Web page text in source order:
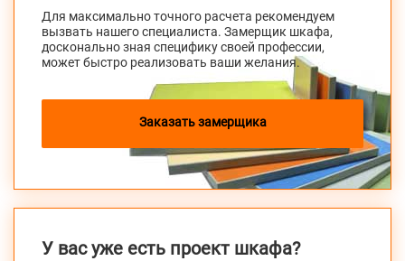
Для максимально точного расчета рекомендуем
вызвать нашего специалиста. Замерщик шкафа,
досконально зная специфику своей профессии,
может быстро реализовать ваши желания.
Заказать замерщика
У вас уже есть проект шкафа?